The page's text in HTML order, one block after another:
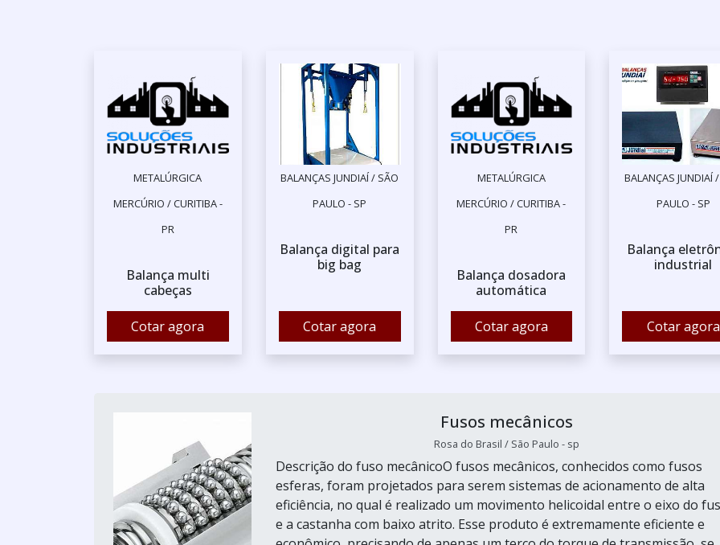
METALÚRGICA
MERCÚRIO / CURITIBA -
PR
Balança multi
cabeças
Cotar agora
BALANÇAS JUNDIAÍ / SÃO
PAULO - SP
Balança digital para
big bag
Cotar agora
METALÚRGICA
MERCÚRIO / CURITIBA -
PR
Balança dosadora
automática
Cotar agora
BALANÇAS JUNDIAÍ
PAULO - SP
Balança
industrial
Cotar agora
Fusos mecânicos
Rosa do Brasil / São Paulo - sp
Descrição do fuso mecânicoO fusos mecânicos, conhecidos como fusos
esferas, foram projetados para serem sistemas de acionamento de alta
eficiência, no qual é realizado um movimento helicoidal entre o eixo do
e a castanha com baixo atrito. Esse produto é extremamente eficiente e